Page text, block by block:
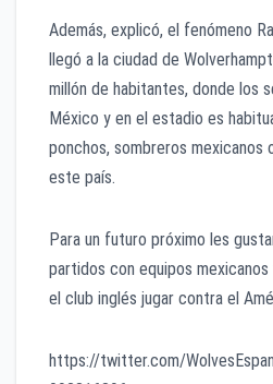
Además, explicó, el fenómeno
llegó a la ciudad de
millón de habitantes, donde los
México y en el estadio es
ponchos, sombreros mexicanos
este país.
Para un futuro próximo les
partidos con equipos mexicanos
el club inglés jugar contra el
https://twitter.com/